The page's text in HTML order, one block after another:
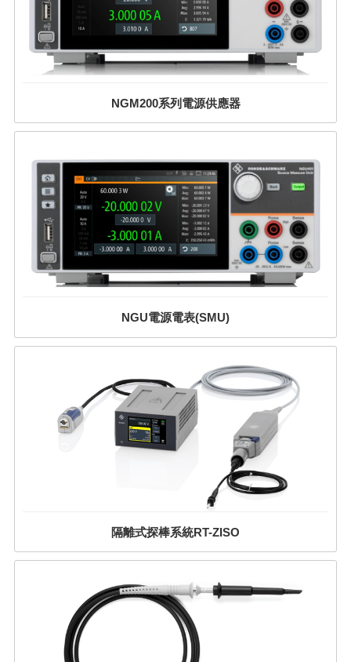
NGM200系列電源供應器
NGU電源電表(SMU)
隔離式探棒系統RT-ZISO